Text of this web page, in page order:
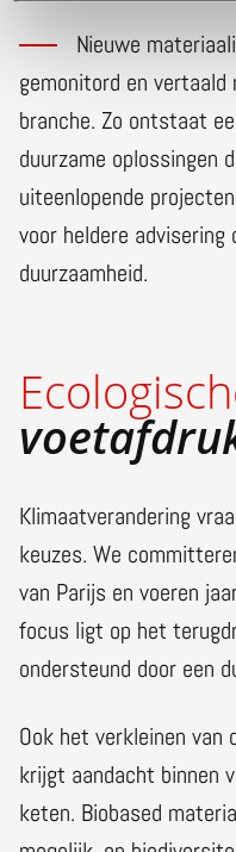
Nieuwe
gemonitord en vertaald
branche. Zo ontstaat
duurzame oplossingen
uiteenlopende
voor heldere
duurzaamheid.
Klimaatverandering
keuzes. We
van Parijs en voeren
focus ligt op het
ondersteund door een
Ook het verkleinen van
krijgt aandacht binnen
keten. Biobased